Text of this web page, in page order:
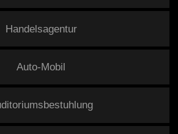
Handelsagentur
Auto-Mobil